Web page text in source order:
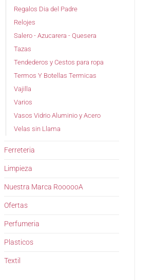
Regalos Dia del Padre
Relojes
Salero - Azucarera - Quesera
Tazas
Tendederos y Cestos para ropa
Termos Y Botellas Termicas
Vajilla
Varios
Vasos Vidrio Aluminio y Acero
Velas sin Llama
Ferreteria
Limpieza
Nuestra Marca RoooooA
Ofertas
Perfumeria
Plasticos
Textil